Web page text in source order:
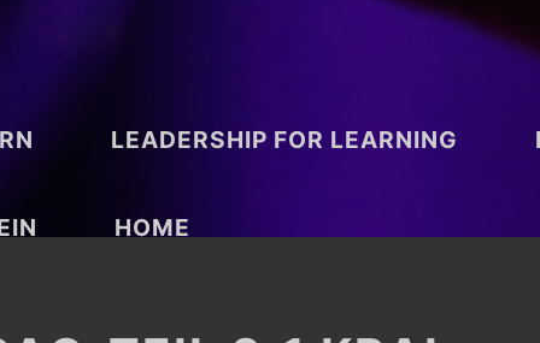
LEADERSHIP FOR LEARNING
HOME